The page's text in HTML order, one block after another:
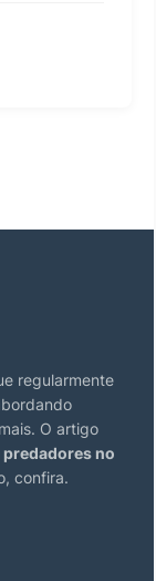
regularmente
O artigo
predadores no
confira.